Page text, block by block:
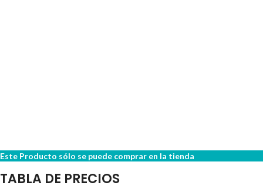
Este Producto sólo se puede comprar en la tienda
TABLA DE PRECIOS